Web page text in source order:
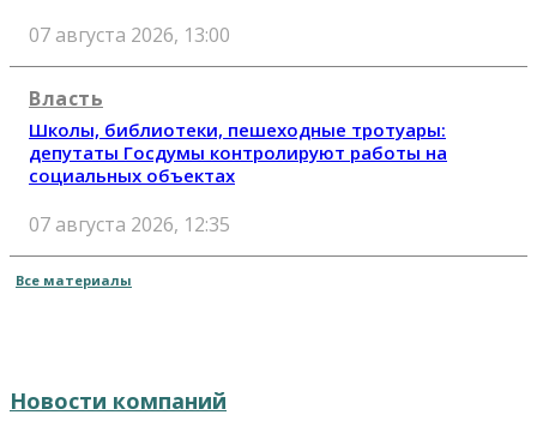
07 августа 2026, 13:00
Власть
Школы, библиотеки, пешеходные тротуары:
депутаты Госдумы контролируют работы на
социальных объектах
07 августа 2026, 12:35
Все материалы
Новости компаний